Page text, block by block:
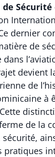
Sécurité
dernier
de
devient
de
à
de la
sécurité,
pratiques